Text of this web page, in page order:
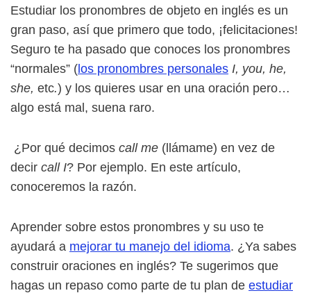
Estudiar los pronombres de objeto en inglés es un
gran paso, así que primero que todo, ¡felicitaciones!
Seguro te ha pasado que conoces los pronombres
“normales” (los pronombres personales I, you, he,
she, etc.) y los quieres usar en una oración pero…
algo está mal, suena raro.
¿Por qué decimos call me (llámame) en vez de
decir call I? Por ejemplo. En este artículo,
conoceremos la razón.
Aprender sobre estos pronombres y su uso te
ayudará a mejorar tu manejo del idioma. ¿Ya sabes
construir oraciones en inglés? Te sugerimos que
hagas un repaso como parte de tu plan de estudiar